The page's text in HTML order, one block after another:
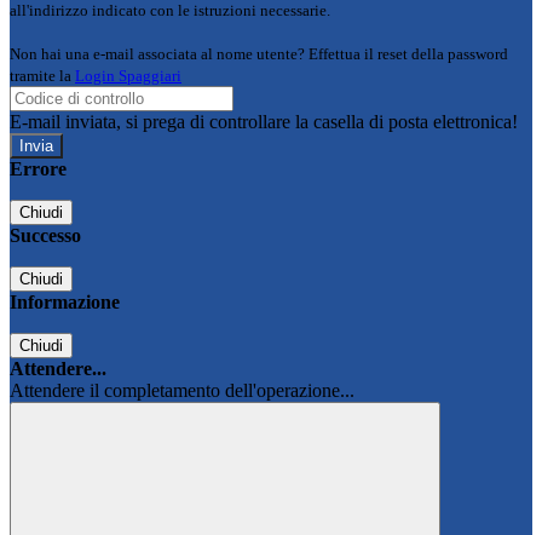
all'indirizzo indicato con le istruzioni necessarie.
Non hai una e-mail associata al nome utente? Effettua il reset della password
tramite la Login Spaggiari
E-mail inviata, si prega di controllare la casella di posta elettronica!
Errore
Chiudi
Successo
Chiudi
Informazione
Chiudi
Attendere...
Attendere il completamento dell'operazione...